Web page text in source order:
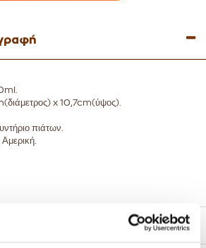
x 10,7cm(ύψος).
πιάτων.